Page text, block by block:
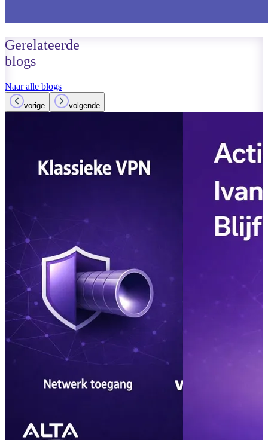
Gerelateerde
blogs
Naar alle blogs
vorige volgende
Lees meer
Private
Microsoft
Lees meer